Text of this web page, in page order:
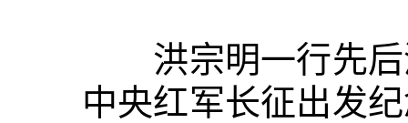
洪宗明一行先后
中央红军长征出发